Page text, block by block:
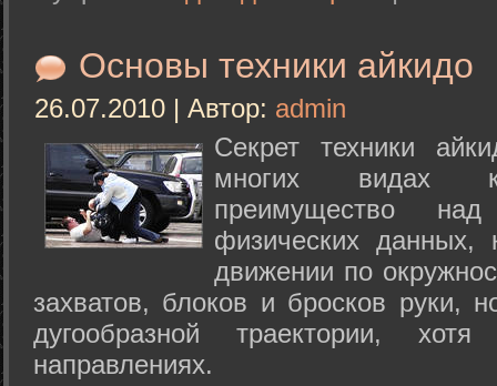
Основы техники айкидо
26.07.2010 | Автор: admin
Секрет техники
многих видах
преимущество
физических данных,
движении по
захватов, блоков и бросков руки,
дугообразной траектории,
направлениях.